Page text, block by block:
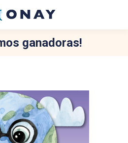
ganadoras!